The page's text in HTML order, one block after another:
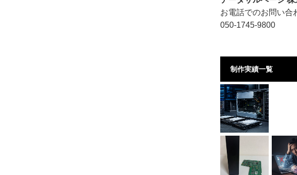
お電話でのお問い合
050-1745-9800
制作実績一覧